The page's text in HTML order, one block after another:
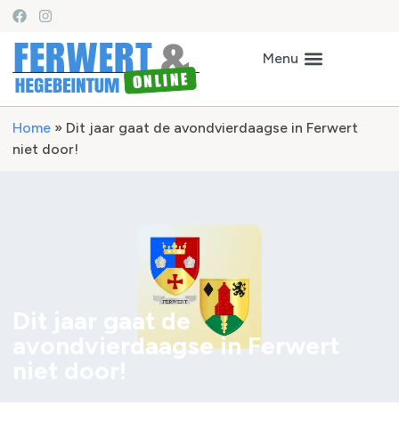
Home » Dit jaar gaat de avondvierdaagse in Ferwert
niet door!
Dit jaar gaat de
avondvierdaagse in Ferwert